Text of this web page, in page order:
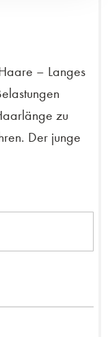
– Langes
zu
Der junge